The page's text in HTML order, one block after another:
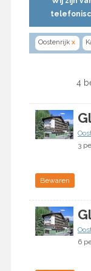
Oostenrijk x
4
Bewaren